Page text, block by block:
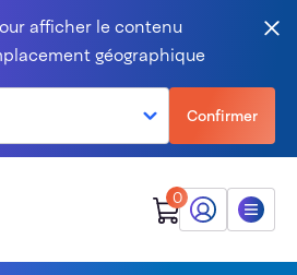
afficher le contenu
géographique
Confirmer
0
Mon Audion
Menu